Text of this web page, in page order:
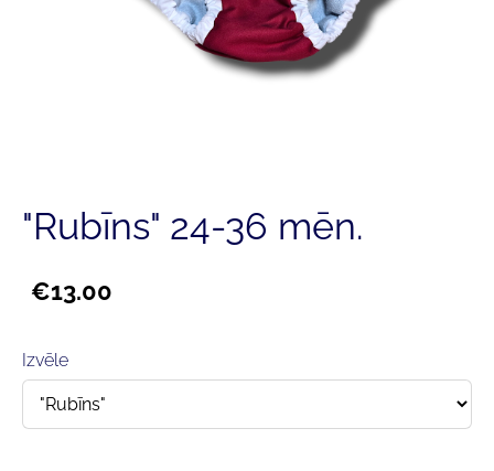
"Rubīns" 24-36 mēn.
€13.00
Izvēle